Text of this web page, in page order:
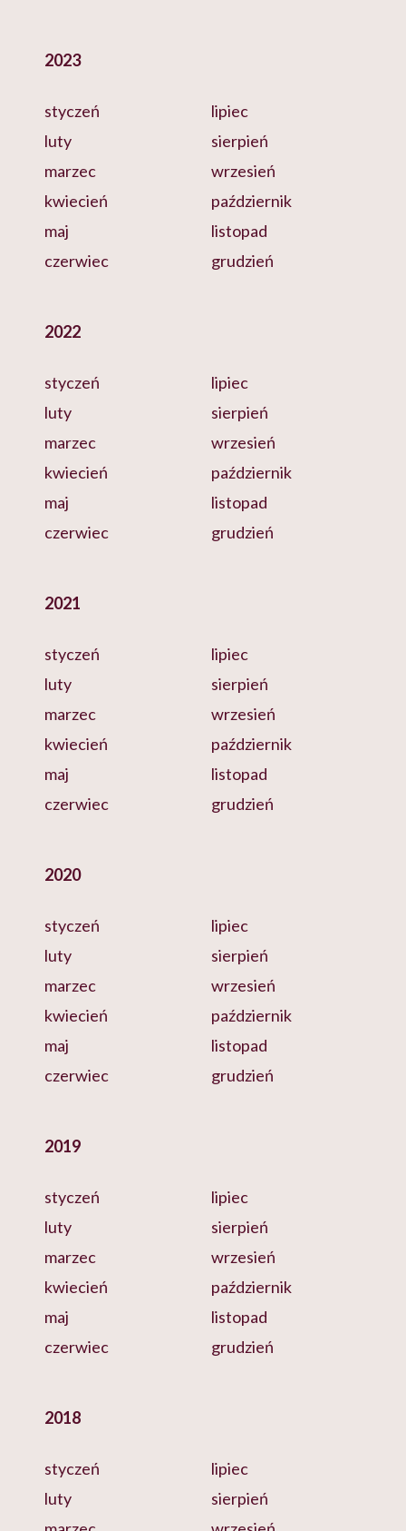
2023
styczeń
luty
marzec
kwiecień
maj
czerwiec
lipiec
sierpień
wrzesień
październik
listopad
grudzień
2022
styczeń
luty
marzec
kwiecień
maj
czerwiec
lipiec
sierpień
wrzesień
październik
listopad
grudzień
2021
styczeń
luty
marzec
kwiecień
maj
czerwiec
lipiec
sierpień
wrzesień
październik
listopad
grudzień
2020
styczeń
luty
marzec
kwiecień
maj
czerwiec
lipiec
sierpień
wrzesień
październik
listopad
grudzień
2019
styczeń
luty
marzec
kwiecień
maj
czerwiec
lipiec
sierpień
wrzesień
październik
listopad
grudzień
2018
styczeń
luty
lipiec
sierpień